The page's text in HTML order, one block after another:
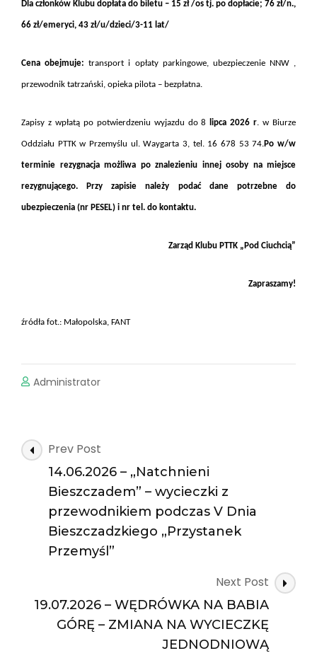
Dla członków Klubu dopłata do biletu – 15 zł /os tj. po dopłacie; 76 zł/n.,
66 zł/emeryci, 43 zł/u/dzieci/3-11 lat/
Cena obejmuje:transport i opłaty parkingowe, ubezpieczenie NNW ,
przewodnik tatrzański, opieka pilota – bezpłatna.
Zapisy z wpłatą po potwierdzeniu wyjazdu do 8 lipca 2026 r. w Biurze
Oddziału PTTK w Przemyślu ul. Waygarta 3, tel. 16 678 53 74.Po w/w
terminie rezygnacja możliwa po znalezieniu innej osoby na miejsce
rezygnującego. Przy zapisie należy podać dane potrzebne do
ubezpieczenia (nr PESEL) i nr tel. do kontaktu.
Zarząd Klubu PTTK „Pod Ciuchcią”
Zapraszamy!
źródła fot.: Małopolska, FANT
Administrator
Post
Navigation
Prev Post
14.06.2026 – „Natchnieni
Bieszczadem” – wycieczki z
przewodnikiem podczas V Dnia
Bieszczadzkiego „Przystanek
Przemyśl”
Next Post
19.07.2026 – WĘDRÓWKA NA BABIA
GÓRĘ – ZMIANA NA WYCIECZKĘ
JEDNODNIOWĄ